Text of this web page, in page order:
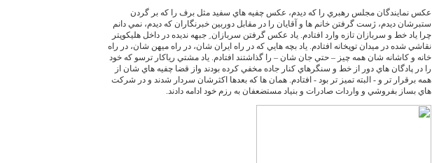
عکس نمايندگان مجلس رهبري را که ديدم، عکس چفيه هاي سفيد مثل برف را که بر گردن
ستبرشان ديدم، ژست گرفتن خانم ها و آقايان را در مقابل دوربين خبرنگاران که ديدم، نمي دانم
چرا ياد خط و سربازان تازه وارد افتادم. ياد عکس گرفتن سربازان ِ جبهه نديده در داخل هليکوپتر
نقاشي شده در ميدان توپخانه افتادم. ياد بچه هايي که در راه ايران شان، در راه ميهن شان، در راه
خانه و کاشانه شان همه چيز – حتي جان شان – را گذاشتند افتادم. ياد مشتي رياکار ترسو که خود
را در پادگان هاي دور از خط و سنگرهاي کنار جاده مخفي کرده بودند واز قضا چفيه هاي شان از
همه برقرار تر و - البته تميز تر بود - افتادم. همان ها که بعدها اکثرشان سردار شدند و در شرکت
هاي بساز بفروشي و واردات صادرات و بنياد مستضعفان به رزم خود ادامه دادند.